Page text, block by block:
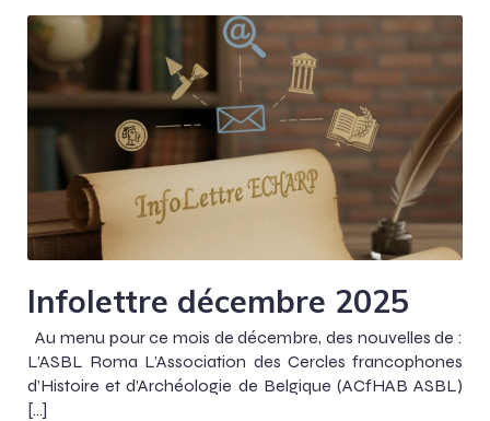
Infolettre décembre 2025
Au menu pour ce mois de décembre, des nouvelles de :
L’ASBL Roma L’Association des Cercles francophones
d’Histoire et d’Archéologie de Belgique (ACfHAB ASBL)
[…]